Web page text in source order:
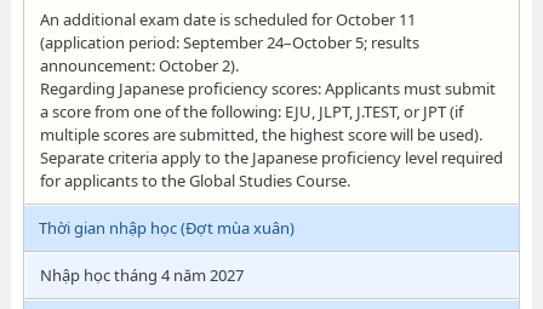
An additional exam date is scheduled for October 11
(application period: September 24–October 5; results
announcement: October 2).
Regarding Japanese proficiency scores: Applicants must submit
a score from one of the following: EJU, JLPT, J.TEST, or JPT (if
multiple scores are submitted, the highest score will be used).
Separate criteria apply to the Japanese proficiency level required
for applicants to the Global Studies Course.
Thời gian nhập học (Đợt mùa xuân)
Nhập học tháng 4 năm 2027